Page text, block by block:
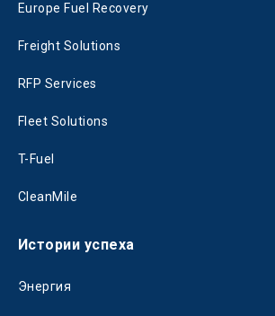
Europe Fuel Recovery
Freight Solutions
RFP Services
Fleet Solutions
T-Fuel
CleanMile
Истории успеха
Энергия